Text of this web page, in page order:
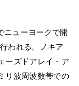
ニューヨークで開
われる。ノキア
ーズドアレイ・ア
リ波周波数帯での